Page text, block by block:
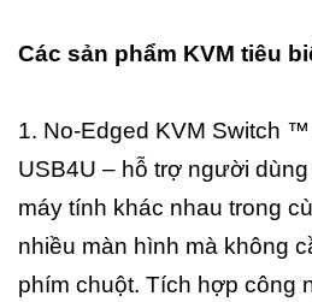
Các sản phẩm KVM tiêu
1. No-Edged KVM Switch
USB4U – hỗ trợ người
máy tính khác nhau trong
nhiều màn hình mà không
phím chuột. Tích hợp công